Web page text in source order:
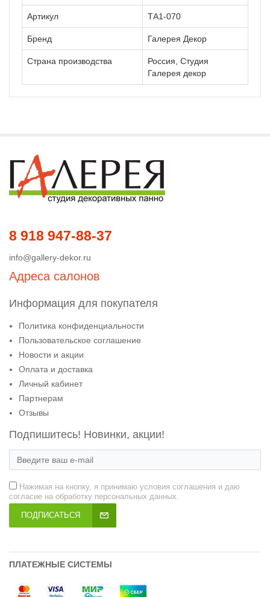
Артикул ТА1-070
Бренд Галерея Декор
Страна производства
Россия, Студия
Галерея декор
8 918 947-88-37
info@gallery-dekor.ru
Адреса салонов
Информация для покупателя
Политика конфиденциальности
Пользовательское соглашение
Новости и акции
Оплата и доставка
Личный кабинет
Партнерам
Отзывы
Подпишитесь! Новинки, акции!
Нажимая на кнопку, я принимаю условия соглашения и даю
согласие на обработку персональных данных.
ПОДПИСАТЬСЯ
ПЛАТЕЖНЫЕ СИСТЕМЫ